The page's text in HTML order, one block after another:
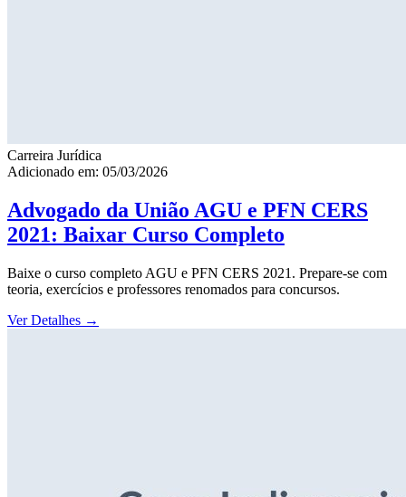
Carreira Jurídica
Adicionado em: 05/03/2026
Advogado da União AGU e PFN CERS
2021: Baixar Curso Completo
Baixe o curso completo AGU e PFN CERS 2021. Prepare-se com
teoria, exercícios e professores renomados para concursos.
Ver Detalhes →